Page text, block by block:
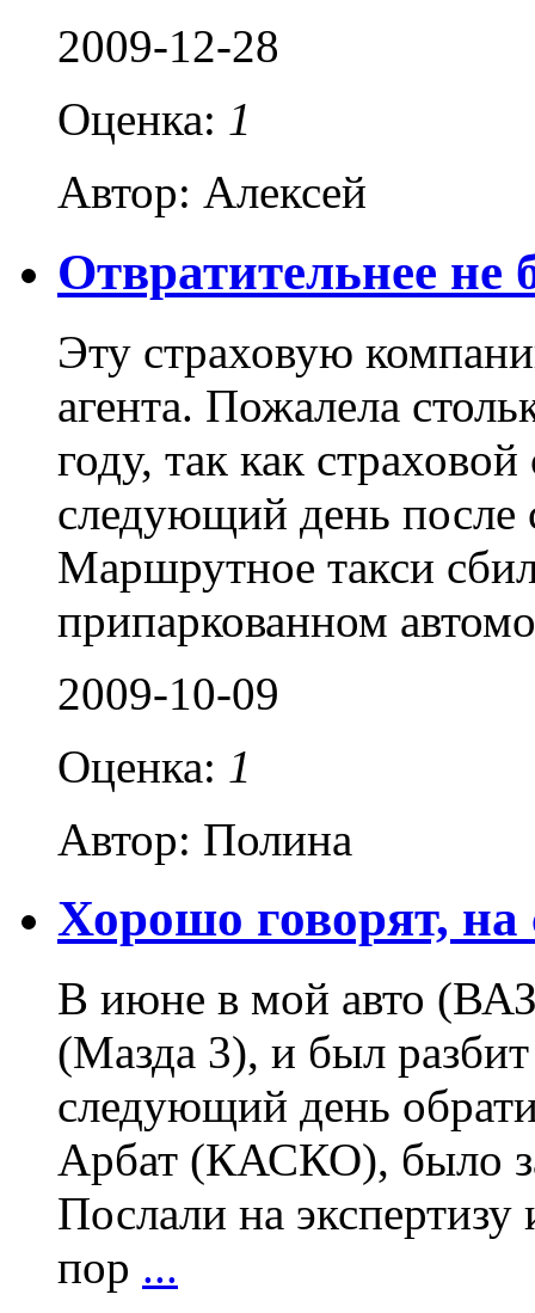
2009-12-28
Оценка: 1
Автор: Алексей
Отвратительнее не
Эту страховую
агента. Пожалела
году, так как
следующий день
Маршрутное такси
припаркованном
2009-10-09
Оценка: 1
Автор: Полина
Хорошо говорят, на
В июне в мой авто (ВАЗ
(Мазда 3), и был
следующий день
Арбат (КАСКО), было
Послали на
пор ...